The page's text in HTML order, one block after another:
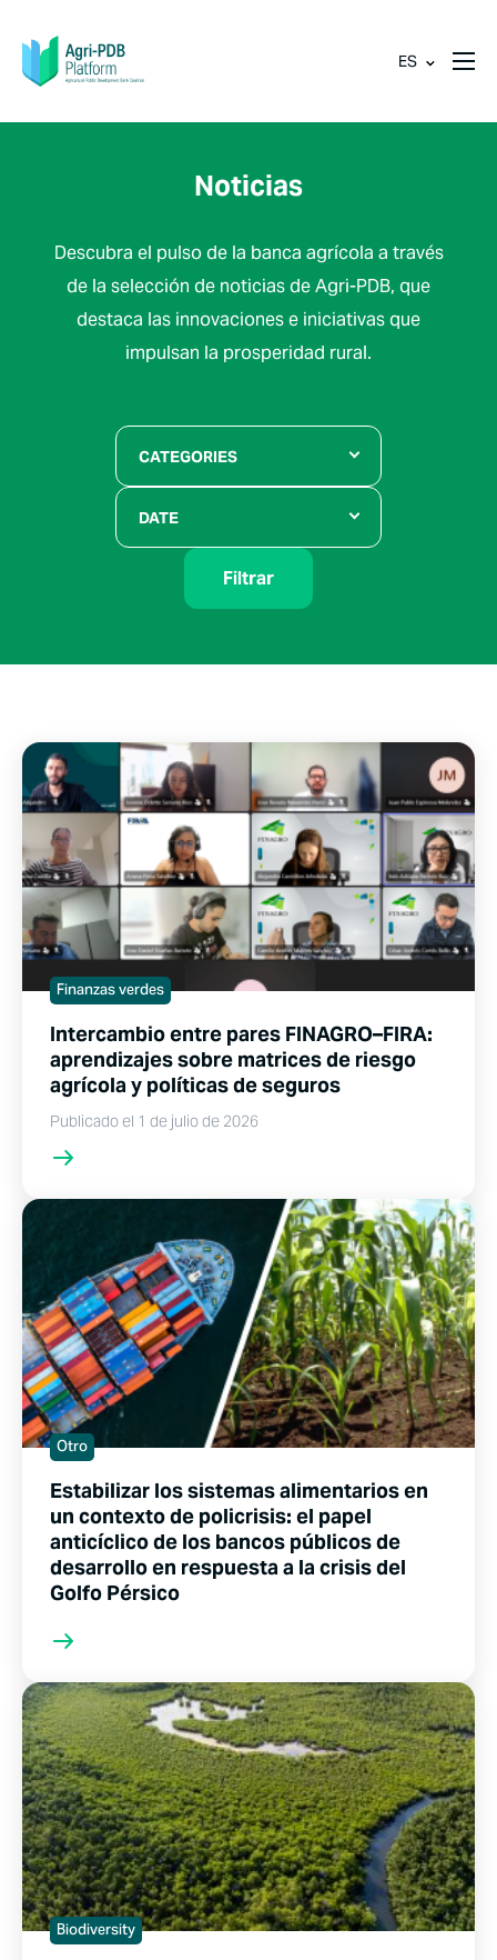
ES
Noticias
Descubra el pulso de la banca agrícola a través
de la selección de noticias de Agri-PDB, que
destaca las innovaciones e iniciativas que
impulsan la prosperidad rural.
CATEGORIES
DATE
Filtrar
Finanzas verdes
Intercambio entre pares FINAGRO–FIRA:
aprendizajes sobre matrices de riesgo
agrícola y políticas de seguros
Publicado el 1 de julio de 2026
Otro
Estabilizar los sistemas alimentarios en
un contexto de policrisis: el papel
anticíclico de los bancos públicos de
desarrollo en respuesta a la crisis del
Golfo Pérsico
Biodiversity